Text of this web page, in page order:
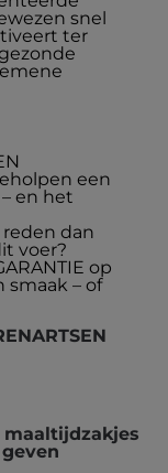
snel
ter
een
en het
dan
voer?
op
– of